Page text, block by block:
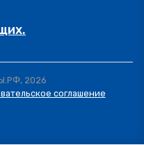
2026
соглашение